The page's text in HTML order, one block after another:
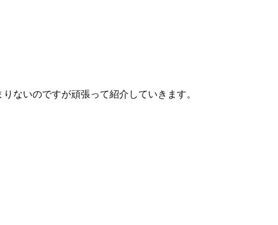
ないのですが頑張って紹介していきます。